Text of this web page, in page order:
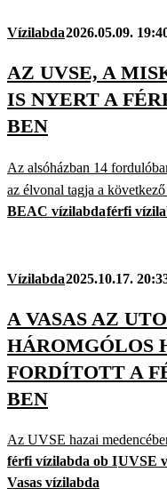
Vízilabda2026.05.09.
AZ UVSE, A
IS NYERT A
BEN
Az alsóházban 14
az élvonal tagja a
BEAC vízilabdaférfi
Vízilabda2025.10.17.
A VASAS AZ
HÁROMGÓLOS
FORDÍTOTT A
BEN
Az UVSE hazai
férfi vízilabda ob IUVSE
Vasas vízilabda